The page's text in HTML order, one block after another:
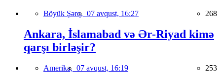
Böyük Şərq, 07 avqust, 16:27 268
Ankara, İslamabad və Ər-Riyad kimə
qarşı birləşir?
Amerika, 07 avqust, 16:19 253